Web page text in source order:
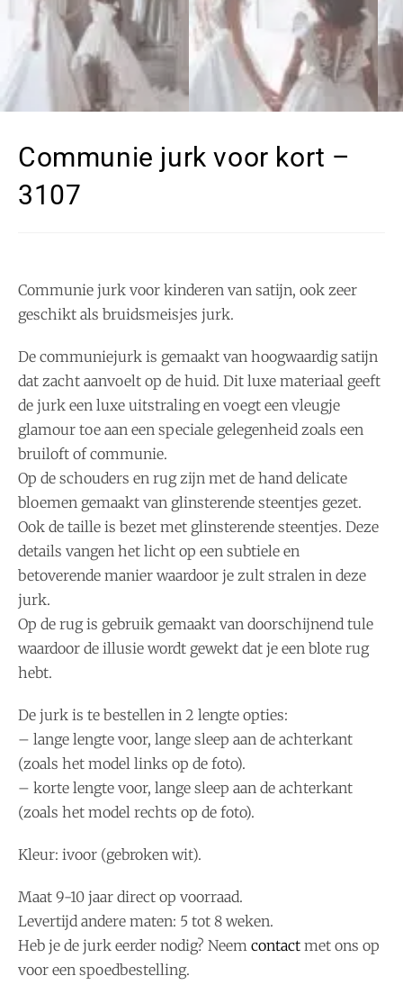
Communie jurk voor kort –
3107
Communie jurk voor kinderen van satijn, ook zeer
geschikt als bruidsmeisjes jurk.
De communiejurk is gemaakt van hoogwaardig satijn
dat zacht aanvoelt op de huid. Dit luxe materiaal geeft
de jurk een luxe uitstraling en voegt een vleugje
glamour toe aan een speciale gelegenheid zoals een
bruiloft of communie.
Op de schouders en rug zijn met de hand delicate
bloemen gemaakt van glinsterende steentjes gezet.
Ook de taille is bezet met glinsterende steentjes. Deze
details vangen het licht op een subtiele en
betoverende manier waardoor je zult stralen in deze
jurk.
Op de rug is gebruik gemaakt van doorschijnend tule
waardoor de illusie wordt gewekt dat je een blote rug
hebt.
De jurk is te bestellen in 2 lengte opties:
– lange lengte voor, lange sleep aan de achterkant
(zoals het model links op de foto).
– korte lengte voor, lange sleep aan de achterkant
(zoals het model rechts op de foto).
Kleur: ivoor (gebroken wit).
Maat 9-10 jaar direct op voorraad.
Levertijd andere maten: 5 tot 8 weken.
Heb je de jurk eerder nodig? Neem contact met ons op
voor een spoedbestelling.